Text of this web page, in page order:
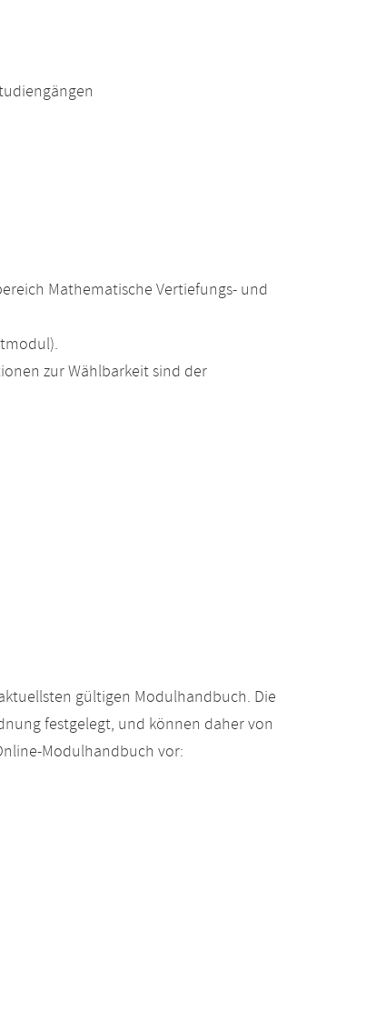
Mathematische Vertiefungs- und
zur Wählbarkeit sind der
gültigen Modulhandbuch. Die
festgelegt, und können daher von
Modulhandbuch vor: